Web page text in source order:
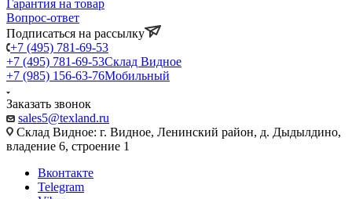
Гарантия на товар
Вопрос-ответ
Подписаться на рассылку
+7 (495) 781-69-53
+7 (495) 781-69-53Склад Видное
+7 (985) 156-63-76Мобильный
Заказать звонок
sales5@texland.ru
Склад Видное: г. Видное, Ленинский район, д. Дыдылдино,
владение 6, строение 1
Вконтакте
Telegram